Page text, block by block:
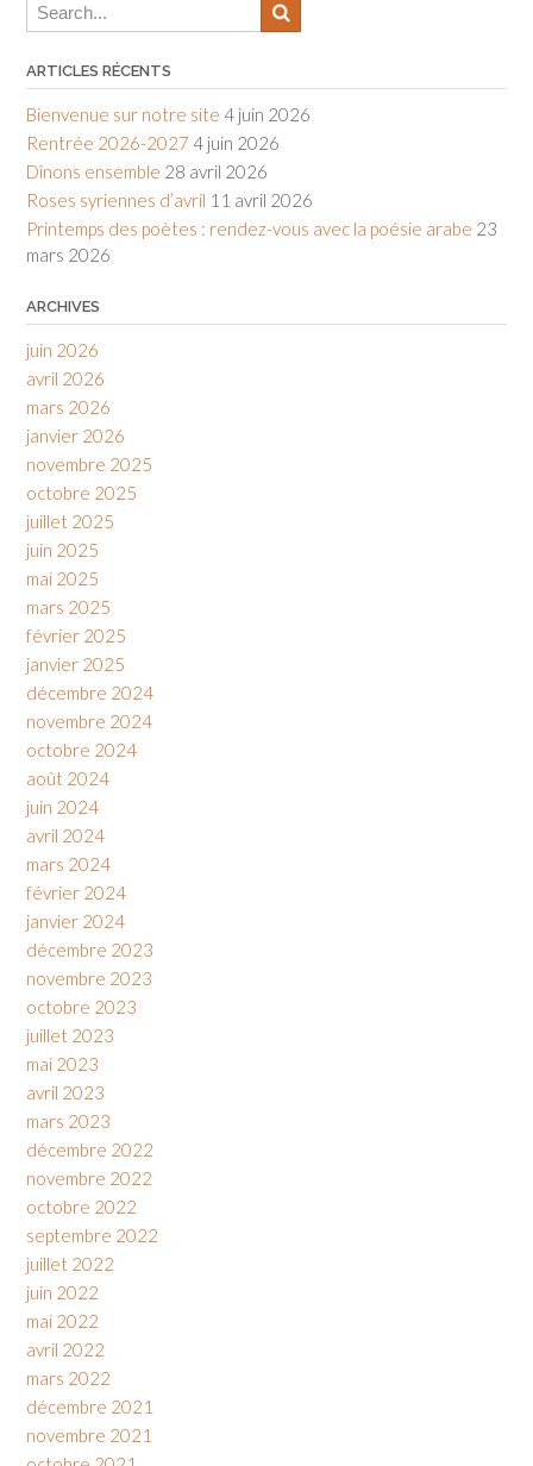
ARTICLES RÉCENTS
Bienvenue sur notre site 4 juin 2026
Rentrée 2026-2027 4 juin 2026
Dînons ensemble 28 avril 2026
Roses syriennes d’avril 11 avril 2026
Printemps des poètes : rendez-vous avec la poésie arabe 23
mars 2026
ARCHIVES
juin 2026
avril 2026
mars 2026
janvier 2026
novembre 2025
octobre 2025
juillet 2025
juin 2025
mai 2025
mars 2025
février 2025
janvier 2025
décembre 2024
novembre 2024
octobre 2024
août 2024
juin 2024
avril 2024
mars 2024
février 2024
janvier 2024
décembre 2023
novembre 2023
octobre 2023
juillet 2023
mai 2023
avril 2023
mars 2023
décembre 2022
novembre 2022
octobre 2022
septembre 2022
juillet 2022
juin 2022
mai 2022
avril 2022
mars 2022
décembre 2021
novembre 2021